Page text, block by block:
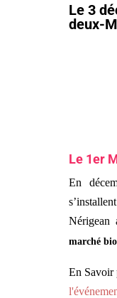
Le 3
deux-
Le 1er
En
Nérigean
marché bio.
En Savoir